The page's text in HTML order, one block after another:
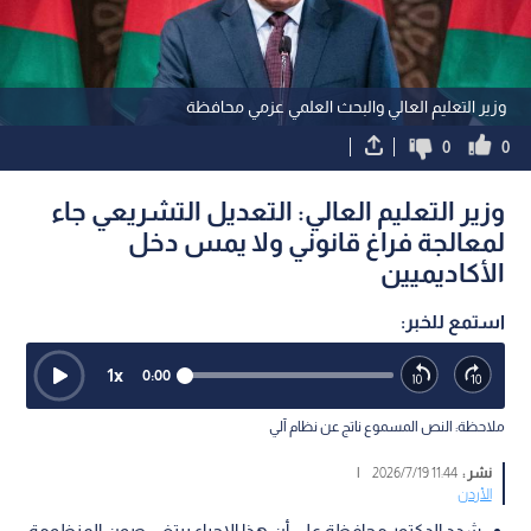
وزير التعليم العالي والبحث العلمي عزمي محافظة
0
0
وزير التعليم العالي: التعديل التشريعي جاء
لمعالجة فراغ قانوني ولا يمس دخل
الأكاديميين
استمع للخبر:
0:00
1x
ملاحظة: النص المسموع ناتج عن نظام آلي
نشر :11:44 2026/7/19
|
الأردن